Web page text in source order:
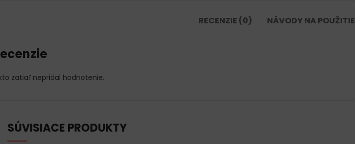
RECENZIE (0) NÁVODY NA POUŽITIE
zatiaľ nepridal hodnotenie.
SÚVISIACE PRODUKTY